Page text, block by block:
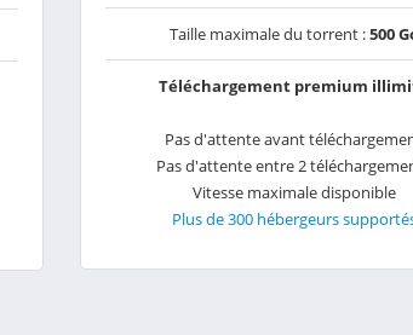
Taille maximale du torrent :500
Téléchargement premium
Pas d'attente avant
Pas d'attente entre 2
Vitesse maximale disponible
Plus de 300 hébergeurs